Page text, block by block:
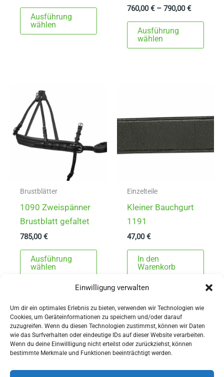
Einwilligung verwalten
Um dir ein optimales Erlebnis zu bieten, verwenden wir Technologien wie
Cookies, um Geräteinformationen zu speichern und/oder darauf
zuzugreifen. Wenn du diesen Technologien zustimmst, können wir Daten
wie das Surfverhalten oder eindeutige IDs auf dieser Website verarbeiten.
Wenn du deine Einwillligung nicht erteilst oder zurückziehst, können
bestimmte Merkmale und Funktionen beeinträchtigt werden.
Ausführung
wählen
Dieses
weist
mehrere
können
der
760,00€–790,00€
Ausführung
wählen
weist
auf
Brustblätter
1090 Zweispänner
Brustblatt gefaltet
785,00€
Ausführung
wählen
Dieses
mehrere
Varianten
auf.
Die
Optionen
Einzelteile
Kleiner Bauchgurt
1191
47,00€
In den
Warenkorb
AGBs